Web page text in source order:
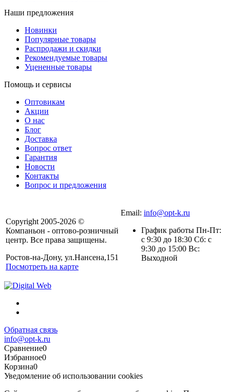
Наши предложения
Новинки
Популярные товары
Распродажи и скидки
Рекомендуемые товары
Уцененные товары
Помощь и сервисы
Оптовикам
Акции
О нас
Блог
Доставка
Вопрос ответ
Гарантия
Новости
Контакты
Вопрос и предложения
Copyright 2005-2026 ©
Компаньон - оптово-розничный
центр. Все права защищены.
Ростов-на-Дону, ул.Нансена,151
Посмотреть на карте
Email: info@opt-k.ru
График работы Пн-Пт:
с 9:30 до 18:30 Сб: с
9:30 до 15:00 Вс:
Выходной
Обратная связь
info@opt-k.ru
Сравнение0
Избранное0
Корзина0
Уведомление об использовании cookies